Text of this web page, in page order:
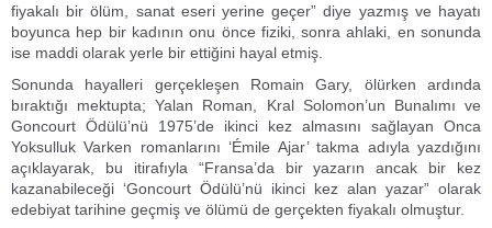
fiyakalı bir ölüm, sanat eseri yerine geçer” diye yazmış ve hayatı
boyunca hep bir kadının onu önce fiziki, sonra ahlaki, en sonunda
ise maddi olarak yerle bir ettiğini hayal etmiş.
Sonunda hayalleri gerçekleşen Romain Gary, ölürken ardında
bıraktığı mektupta; Yalan Roman, Kral Solomon’un Bunalımı ve
Goncourt Ödülü’nü 1975’de ikinci kez almasını sağlayan Onca
Yoksulluk Varken romanlarını ‘Émile Ajar’ takma adıyla yazdığını
açıklayarak, bu itirafıyla “Fransa’da bir yazarın ancak bir kez
kazanabileceği ‘Goncourt Ödülü’nü ikinci kez alan yazar” olarak
edebiyat tarihine geçmiş ve ölümü de gerçekten fiyakalı olmuştur.